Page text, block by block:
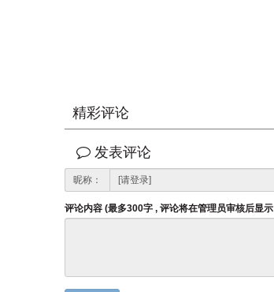
精彩评论
发表评论
昵称：
评论内容 (最多300字 , 评论将在管理员审核后显